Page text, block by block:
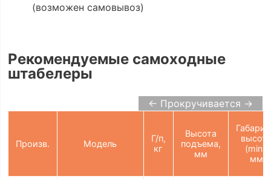
(возможен самовывоз)
Рекомендуемые самоходные
штабелеры
← Прокручивается →
Произв. Модель
Г/п,
кг
Высота
подъема,
мм
(min),
мм